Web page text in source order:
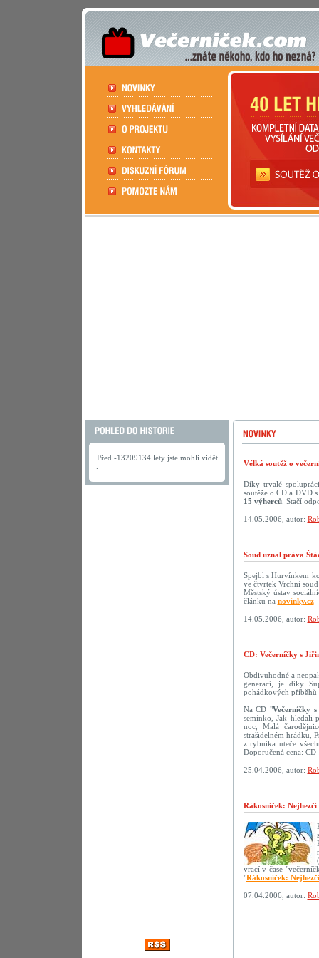
Před -13209134 lety jste mohli vidět
Vélká soutěž o
Díky trvalé
soutěže o CD a DVD
15 výherců. Stačí
14.05.2006, autor:
Soud uznal práva
Spejbl s Hurvínkem
ve čtvrtek Vrchní
Městský ústav
článku na novinky.cz
14.05.2006, autor:
CD: Večerníčky s
Obdivuhodné a
generací, je díky
pohádkových příběhů
Na CD "Večerníčky
semínko, Jak hledali
noc, Malá
strašidelném hrádku,
z rybníka uteče
Doporučená cena:
25.04.2006, autor:
Rákosníček:
vrací v čase
"Rákosníček:
07.04.2006, autor: